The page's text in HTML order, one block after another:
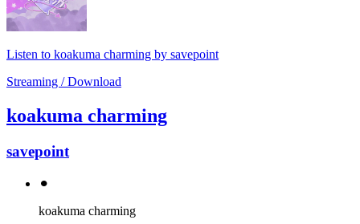
Listen to koakuma charming by savepoint
Streaming / Download
koakuma charming
savepoint
⚫︎
koakuma charming